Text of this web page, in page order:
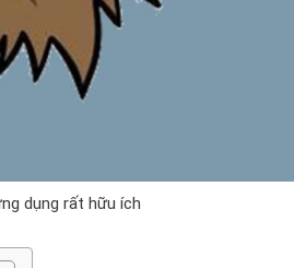
dụng rất hữu ích